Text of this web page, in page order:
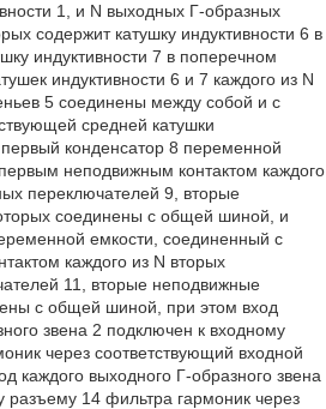
1, и N выходных Г-образных
содержит катушку индуктивности 6 в
индуктивности 7 в поперечном
индуктивности 6 и 7 каждого из N
5 соединены между собой и с
средней катушки
первый конденсатор 8 переменной
неподвижным контактом каждого
переключателей 9, вторые
соединены с общей шиной, и
емкости, соединенный с
каждого из N вторых
11, вторые неподвижные
с общей шиной, при этом вход
звена 2 подключен к входному
через соответствующий входной
каждого выходного Г-образного звена
14 фильтра гармоник через